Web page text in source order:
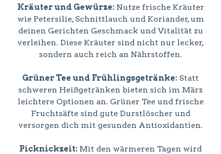
Kräuter und Gewürze:Nutze frische Kräuter
wie Petersilie, Schnittlauch und Koriander, um
deinen Gerichten Geschmack und Vitalität zu
verleihen. Diese Kräuter sind nicht nur lecker,
sondern auch reich an Nährstoffen.
Grüner Tee und Frühlingsgetränke: Statt
schweren Heißgetränken bieten sich im März
leichtere Optionen an. Grüner Tee und frische
Fruchtsäfte sind gute Durstlöscher und
versorgen dich mit gesunden Antioxidantien.
Picknickzeit: Mit den wärmeren Tagen wird